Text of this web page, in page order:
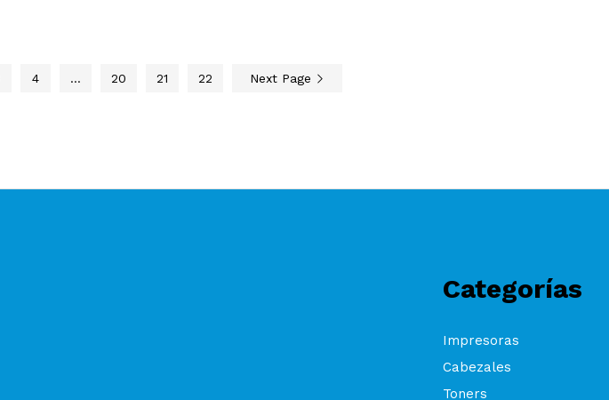
4 … 20 21 22 Next Page
Categorías
Impresoras
Cabezales
Toners